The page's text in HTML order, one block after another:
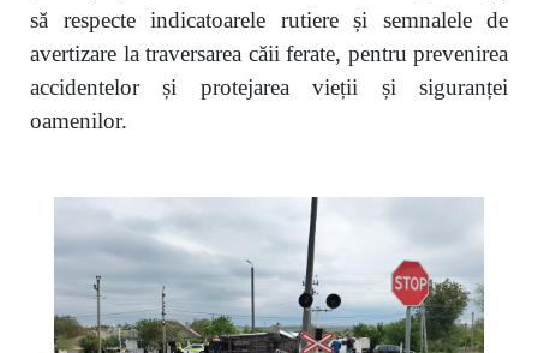
să respecte indicatoarele rutiere și semnalele de
avertizare la traversarea căii ferate, pentru prevenirea
accidentelor și protejarea vieții și siguranței
oamenilor.